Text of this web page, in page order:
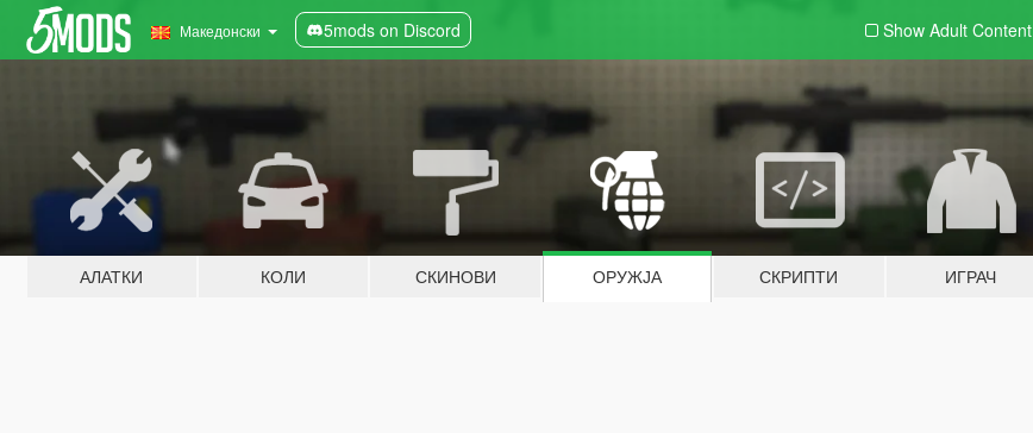
Македонски 5mods on Discord Show Adult Content
АЛАТКИ КОЛИ СКИНОВИ ОРУЖЈА СКРИПТИ ИГРАЧ